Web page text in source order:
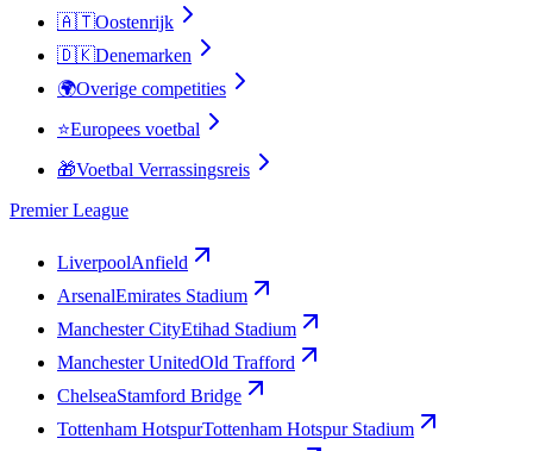
🇦🇹Oostenrijk
🇩🇰Denemarken
🌍Overige competities
⭐Europees voetbal
🎁Voetbal Verrassingsreis
Premier League
LiverpoolAnfield
ArsenalEmirates Stadium
Manchester CityEtihad Stadium
Manchester UnitedOld Trafford
ChelseaStamford Bridge
Tottenham HotspurTottenham Hotspur Stadium